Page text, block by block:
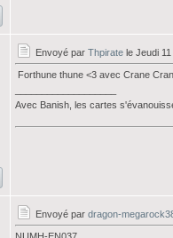
Envoyé par Thpirate le Jeudi
Forthune thune <3 avec Crane
Avec Banish, les cartes
Envoyé par dragon-